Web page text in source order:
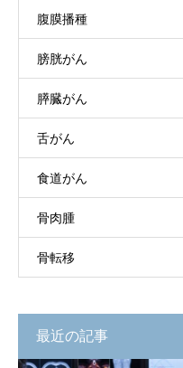
腹膜播種
膀胱がん
膵臓がん
舌がん
食道がん
骨肉腫
骨転移
最近の記事